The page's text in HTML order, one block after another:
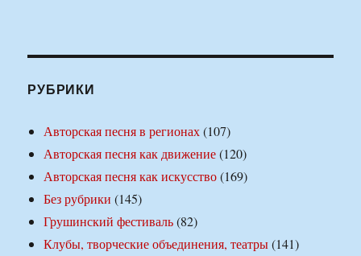
РУБРИКИ
Авторская песня в регионах(107)
Авторская песня как движение(120)
Авторская песня как искусство(169)
Без рубрики (145)
Грушинский фестиваль(82)
Клубы, творческие объединения, театры(141)